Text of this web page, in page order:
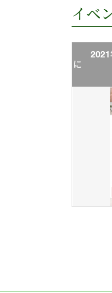
イベ
2021
に リ